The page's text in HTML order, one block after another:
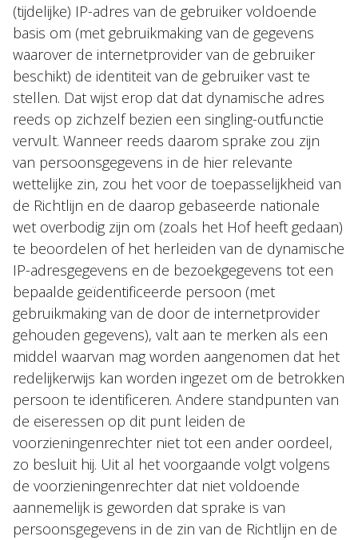
(tijdelijke) IP-adres van de gebruiker voldoende
basis om (met gebruikmaking van de gegevens
waarover de internetprovider van de gebruiker
beschikt) de identiteit van de gebruiker vast te
stellen. Dat wijst erop dat dat dynamische adres
reeds op zichzelf bezien een singling-outfunctie
vervult. Wanneer reeds daarom sprake zou zijn
van persoonsgegevens in de hier relevante
wettelijke zin, zou het voor de toepasselijkheid van
de Richtlijn en de daarop gebaseerde nationale
wet overbodig zijn om (zoals het Hof heeft gedaan)
te beoordelen of het herleiden van de dynamische
IP-adresgegevens en de bezoekgegevens tot een
bepaalde geïdentificeerde persoon (met
gebruikmaking van de door de internetprovider
gehouden gegevens), valt aan te merken als een
middel waarvan mag worden aangenomen dat het
redelijkerwijs kan worden ingezet om de betrokken
persoon te identificeren. Andere standpunten van
de eiseressen op dit punt leiden de
voorzieningenrechter niet tot een ander oordeel,
zo besluit hij. Uit al het voorgaande volgt volgens
de voorzieningenrechter dat niet voldoende
aannemelijk is geworden dat sprake is van
persoonsgegevens in de zin van de Richtlijn en de